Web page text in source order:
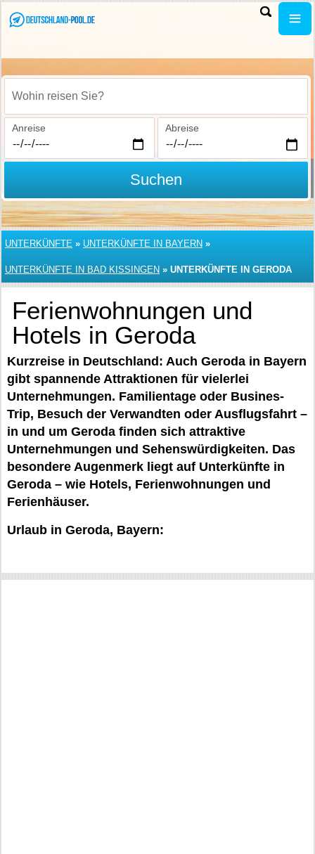
Wohin reisen Sie?
Anreise Abreise
Suchen
UNTERKÜNFTE » UNTERKÜNFTE IN BAYERN »
UNTERKÜNFTE IN BAD KISSINGEN » UNTERKÜNFTE IN GERODA
Ferienwohnungen und
Hotels in Geroda
Kurzreise in Deutschland: Auch Geroda in Bayern
gibt spannende Attraktionen für vielerlei
Unternehmungen. Familientage oder Busines-
Trip, Besuch der Verwandten oder Ausflugsfahrt –
in und um Geroda finden sich attraktive
Unternehmungen und Sehenswürdigkeiten. Das
besondere Augenmerk liegt auf Unterkünfte in
Geroda – wie Hotels, Ferienwohnungen und
Ferienhäuser.
Urlaub in Geroda, Bayern: